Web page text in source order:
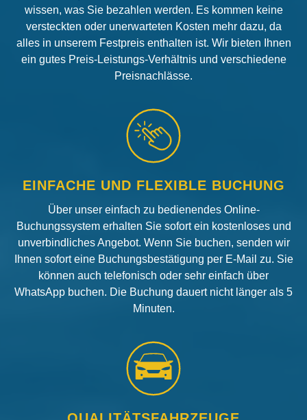
wissen, was Sie bezahlen werden. Es kommen keine
versteckten oder unerwarteten Kosten mehr dazu, da
alles in unserem Festpreis enthalten ist. Wir bieten Ihnen
ein gutes Preis-Leistungs-Verhältnis und verschiedene
Preisnachlässe.
EINFACHE UND FLEXIBLE BUCHUNG
Über unser einfach zu bedienendes Online-
Buchungssystem erhalten Sie sofort ein kostenloses und
unverbindliches Angebot. Wenn Sie buchen, senden wir
Ihnen sofort eine Buchungsbestätigung per E-Mail zu. Sie
können auch telefonisch oder sehr einfach über
WhatsApp buchen. Die Buchung dauert nicht länger als 5
Minuten.